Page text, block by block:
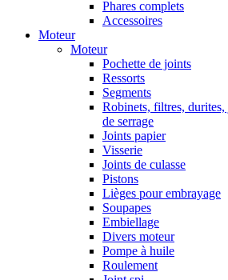
Phares complets
Accessoires
Moteur
Moteur
Pochette de joints
Ressorts
Segments
Robinets, filtres,
de serrage
Joints papier
Visserie
Joints de culasse
Pistons
Lièges pour embrayage
Soupapes
Embiellage
Divers moteur
Pompe à huile
Roulement